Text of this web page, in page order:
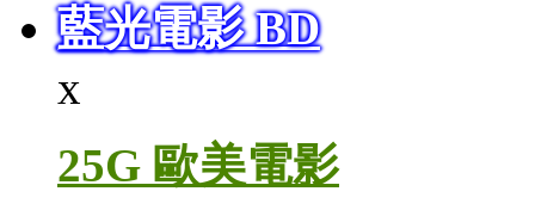
藍光電影 BD
x
25G 歐美電影